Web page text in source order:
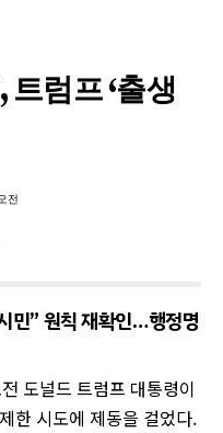
트럼프 ‘출생
전
민” 원칙 재확인…행정명
도널드 트럼프 대통령이
한 시도에 제동을 걸었다.